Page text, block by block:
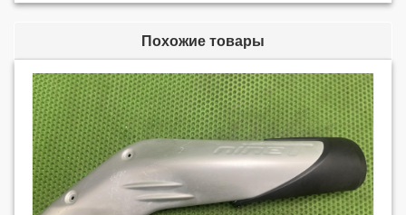
Похожие товары